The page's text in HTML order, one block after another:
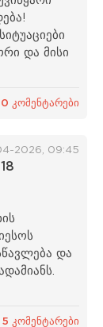
და მისი
0 კომენტარები
2026, 09:45
და
5 კომენტარები